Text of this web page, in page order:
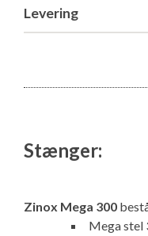
Levering
Stænger:
Zinox Mega 300
Mega stel